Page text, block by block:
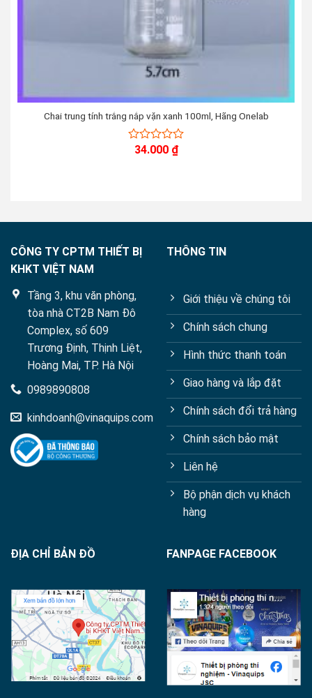
Chai trung tính trắng nắp vặn xanh 100ml, Hãng Onelab
34.000 ₫
CÔNG TY CPTM THIẾT BỊ
KHKT VIỆT NAM
Tầng 3, khu văn phòng,
tòa nhà CT2B Nam Đô
Complex, số 609
Trương Định, Thịnh Liệt,
Hoàng Mai, TP. Hà Nội
0989890808
kinhdoanh@vinaquips.com
THÔNG TIN
Giới thiệu về chúng tôi
Chính sách chung
Hình thức thanh toán
Giao hàng và lắp đặt
Chính sách đổi trả hàng
Chính sách bảo mật
Liên hệ
Bộ phận dịch vụ khách
hàng
ĐỊA CHỈ BẢN ĐỒ FANPAGE FACEBOOK